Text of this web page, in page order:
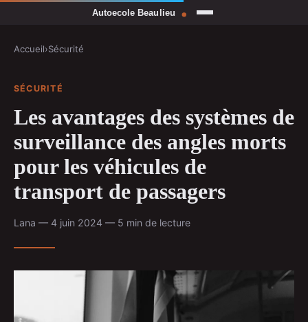
Accueil›Sécurité
SÉCURITÉ
Les avantages des systèmes de
surveillance des angles morts
pour les véhicules de
transport de passagers
Lana — 4 juin 2024 — 5 min de lecture